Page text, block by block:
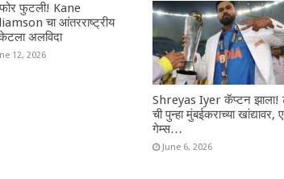
फुटली! Kane
चा आंतरराष्ट्रीय
अलविदा
12, 2026
Shreyas Iyer कॅप्टन झाला!
ची पुन्हा मुंबईकराच्या खांद्यावर,
गेम्स…
June 6, 2026